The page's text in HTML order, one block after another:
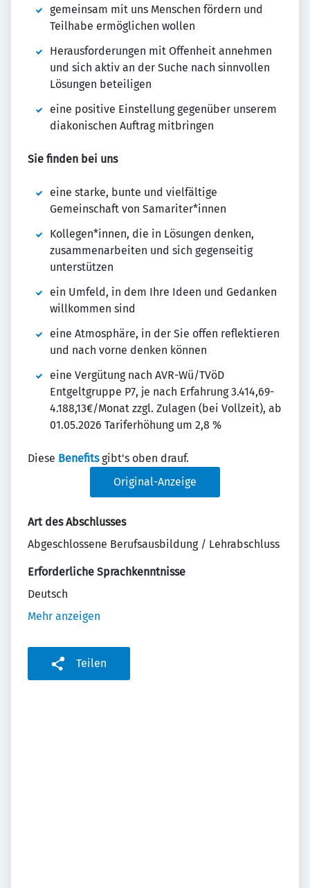
gemeinsam mit uns Menschen fördern und
Teilhabe ermöglichen wollen
Herausforderungen mit Offenheit annehmen
und sich aktiv an der Suche nach sinnvollen
Lösungen beteiligen
eine positive Einstellung gegenüber unserem
diakonischen Auftrag mitbringen
Sie finden bei uns
eine starke, bunte und vielfältige
Gemeinschaft von Samariter*innen
Kollegen*innen, die in Lösungen denken,
zusammenarbeiten und sich gegenseitig
unterstützen
ein Umfeld, in dem Ihre Ideen und Gedanken
willkommen sind
eine Atmosphäre, in der Sie offen reflektieren
und nach vorne denken können
eine Vergütung nach AVR-Wü/TVöD
Entgeltgruppe P7, je nach Erfahrung 3.414,69-
4.188,13€/Monat zzgl. Zulagen (bei Vollzeit), ab
01.05.2026 Tariferhöhung um 2,8 %
Diese Benefitsgibt's oben drauf.
Original-Anzeige
Art des Abschlusses
Abgeschlossene Berufsausbildung / Lehrabschluss
Erforderliche Sprachkenntnisse
Deutsch
Mehr anzeigen
Teilen